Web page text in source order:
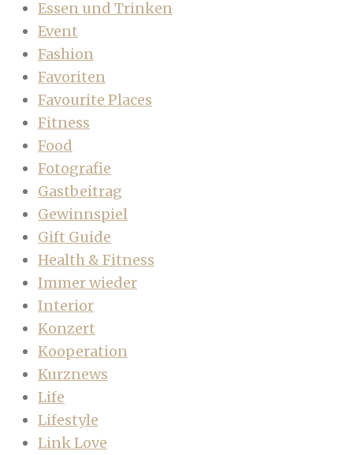
Essen und Trinken
Event
Fashion
Favoriten
Favourite Places
Fitness
Food
Fotografie
Gastbeitrag
Gewinnspiel
Gift Guide
Health & Fitness
Immer wieder
Interior
Konzert
Kooperation
Kurznews
Life
Lifestyle
Link Love